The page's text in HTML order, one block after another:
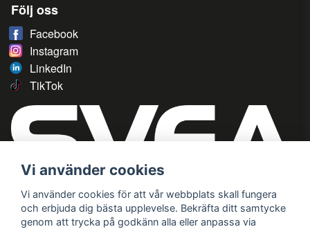
Följ oss
Facebook
Instagram
LinkedIn
TikTok
Vi använder cookies
Vi använder cookies för att vår webbplats skall fungera
och erbjuda dig bästa upplevelse. Bekräfta ditt samtycke
genom att trycka på godkänn alla eller anpassa via